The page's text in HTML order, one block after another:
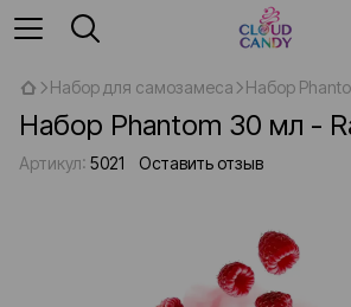
Набор для самозамеса Набор
Набор Phantom 30 мл -
Артикул: 5021 Оставить отзыв